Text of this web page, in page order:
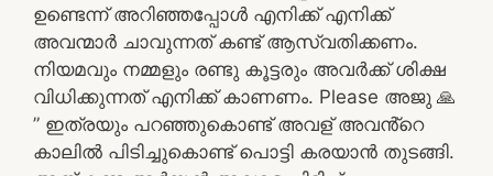
ഉണ്ടെന്ന് അറിഞ്ഞപ്പോൾ എനിക്ക് എനിക്ക്
അവന്മാർ ചാവുന്നത് കണ്ട് ആസ്വതിക്കണം.
നിയമവും നമ്മളും രണ്ടു കൂട്ടരും അവർക്ക് ശിക്ഷ
വിധിക്കുന്നത് എനിക്ക് കാണണം. Please അജു 🙏
” ഇത്രയും പറഞ്ഞുകൊണ്ട് അവള് അവൻ്റെ
കാലിൽ പിടിച്ചുകൊണ്ട് പൊട്ടി കരയാൻ തുടങ്ങി.